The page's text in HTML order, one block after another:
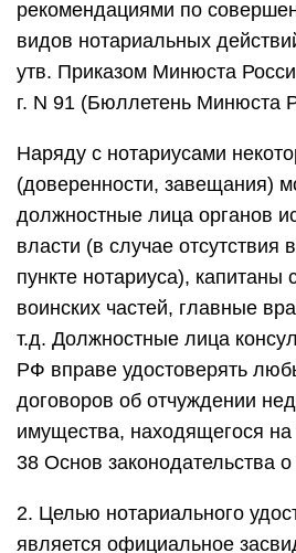
рекомендациями по
видов нотариальных
утв. Приказом Минюста
г. N 91 (Бюллетень Минюста
Наряду с нотариусами
(доверенности, завещания)
должностные лица органов
власти (в случае отсутствия
пункте нотариуса), капитаны
воинских частей, главные
т.д. Должностные лица
РФ вправе удостоверять
договоров об отчуждении
имущества, находящегося на
38 Основ законодательства о
2. Целью нотариального
является официальное